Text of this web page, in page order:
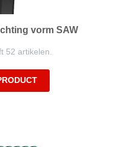
vorm SAW
52 artikelen.